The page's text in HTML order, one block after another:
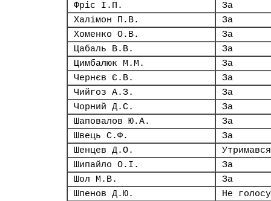
Фріс І.П.
За
Халімон П.В.
За
Хоменко О.В.
За
Цабаль В.В.
За
Цимбалюк М.М.
За
Чернєв Є.В.
За
Чийгоз А.З.
За
Чорний Д.С.
За
Шаповалов Ю.А.
За
Швець С.Ф.
За
Шенцев Д.О.
Утримався
Шипайло О.І.
За
Шол М.В.
За
Шпенов Д.Ю.
Не